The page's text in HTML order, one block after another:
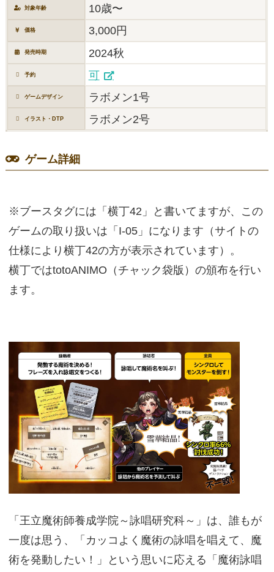
対象年齢 10歳〜
価格 3,000円
発売時期 2024秋
予約 可
ゲームデザイン ラボメン1号
イラスト・DTP ラボメン2号
ゲーム詳細
※ブースタグには「横丁42」と書いてますが、この
ゲームの取り扱いは「I-05」になります（サイトの
仕様により横丁42の方が表示されています）。
横丁ではtotoANIMO（チャック袋版）の頒布を行い
ます。
「王立魔術師養成学院～詠唱研究科～」は、誰もが
一度は思う、「カッコよく魔術の詠唱を唱えて、魔
術を発動したい！」という思いに応える「魔術詠唱